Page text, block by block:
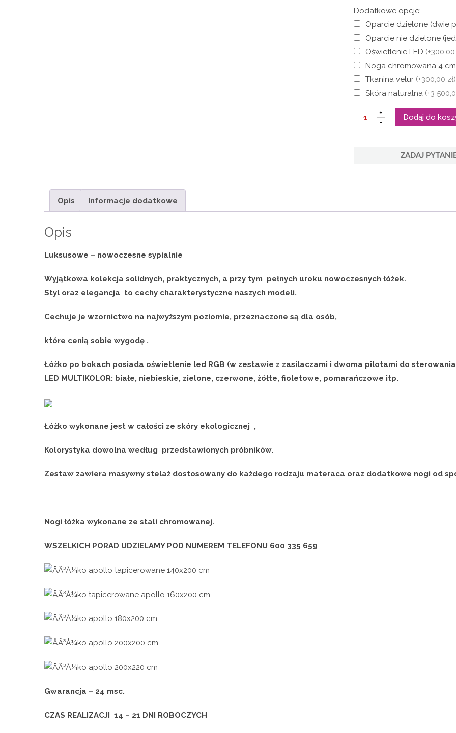
Dodatkowe opcje:
Oparcie dzielone (dwie
Oparcie nie dzielone
Oświetlenie LED (+300,00
Noga chromowana 4
Tkanina velur (+300,00 zł)
Skóra naturalna (+3
ilość
Nowoczesne
łóżko
+
-
Dodaj do
ZADAJ
Opis Informacje dodatkowe
Opis
Luksusowe – nowoczesne sypialnie
Wyjątkowa kolekcja solidnych, praktycznych, a przy tym pełnych uroku nowoczesnych łóżek.
Styl oraz elegancja to cechy charakterystyczne naszych modeli.
Cechuje je wzornictwo na najwyższym poziomie, przeznaczone są dla osób,
które cenią sobie wygodę .
Łóżko po bokach posiada oświetlenie led RGB (w zestawie z zasilaczami i dwoma pilotami do
LED MULTIKOLOR: białe, niebieskie, zielone, czerwone, żółte, fioletowe, pomarańczowe itp.
Łóżko wykonane jest w całości ze skóry ekologicznej ,
Kolorystyka dowolna według przedstawionych próbników.
Zestaw zawiera masywny stelaż dostosowany do każdego rodzaju materaca oraz dodatkowe nogi od
Nogi łóżka wykonane ze stali chromowanej.
WSZELKICH PORAD UDZIELAMY POD NUMEREM TELEFONU 600 335 659
Gwarancja – 24 msc.
CZAS REALIZACJI 14 – 21 DNI ROBOCZYCH